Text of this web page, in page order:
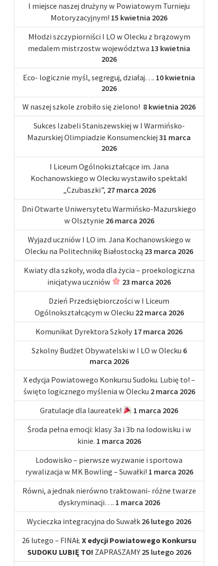
I miejsce naszej drużyny w Powiatowym Turnieju
Motoryzacyjnym! 15 kwietnia 2026
Młodzi szczypiorniści I LO w Olecku z brązowym
medalem mistrzostw województwa 13 kwietnia
2026
Eco- logicznie myśl, segreguj, działaj…. 10 kwietnia
2026
W naszej szkole zrobiło się zielono! 8 kwietnia 2026
Sukces Izabeli Staniszewskiej w I Warmińsko-
Mazurskiej Olimpiadzie Konsumenckiej 31 marca
2026
I Liceum Ogólnokształcące im. Jana
Kochanowskiego w Olecku wystawiło spektakl
„Czubaszki”, 27 marca 2026
Dni Otwarte Uniwersytetu Warmińsko-Mazurskiego
w Olsztynie 26 marca 2026
Wyjazd uczniów I LO im. Jana Kochanowskiego w
Olecku na Politechnikę Białostocką 23 marca 2026
Kwiaty dla szkoły, woda dla życia – proekologiczna
inicjatywa uczniów
23 marca 2026
Dzień Przedsiębiorczości w I Liceum
Ogólnokształcącym w Olecku 22 marca 2026
Komunikat Dyrektora Szkoły 17 marca 2026
Szkolny Budżet Obywatelski w I LO w Olecku 6
marca 2026
X edycja Powiatowego Konkursu Sudoku. Lubię to! –
święto logicznego myślenia w Olecku 2 marca 2026
Gratulacje dla laureatek!
1 marca 2026
Środa pełna emocji: klasy 3a i 3b na lodowisku i w
kinie. 1 marca 2026
Lodowisko – pierwsze wyzwanie i sportowa
rywalizacja w MK Bowling – Suwałki! 1 marca 2026
Równi, a jednak nierówno traktowani- różne twarze
dyskryminacji…. 1 marca 2026
Wycieczka integracyjna do Suwałk 26 lutego 2026
26 lutego – FINAŁ X edycji Powiatowego Konkursu
SUDOKU LUBIĘ TO! ZAPRASZAMY 25 lutego 2026